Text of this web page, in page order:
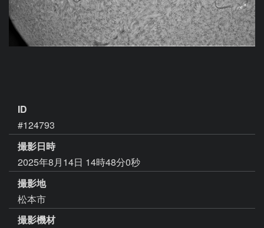
ID
#124793
撮影日時
2025年8月14日 14時48分0秒
撮影地
松本市
撮影機材